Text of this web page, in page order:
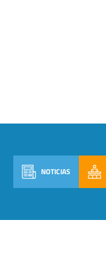
NOTICIAS